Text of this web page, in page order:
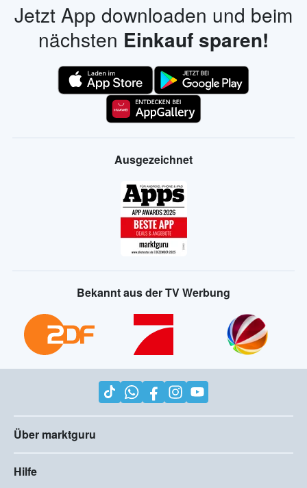
Jetzt App downloaden und beim
nächsten Einkauf sparen!
Ausgezeichnet
Bekannt aus der TV Werbung
Über marktguru
Hilfe